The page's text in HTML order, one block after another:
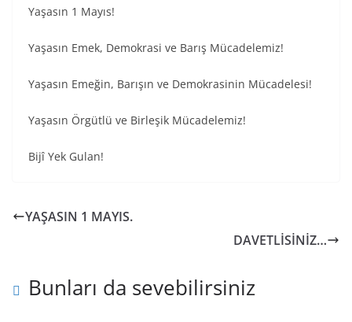
Yaşasın 1 Mayıs!
Yaşasın Emek, Demokrasi ve Barış Mücadelemiz!
Yaşasın Emeğin, Barışın ve Demokrasinin Mücadelesi!
Yaşasın Örgütlü ve Birleşik Mücadelemiz!
Bijî Yek Gulan!
YAŞASIN 1 MAYIS.
DAVETLİSİNİZ…
Bunları da sevebilirsiniz